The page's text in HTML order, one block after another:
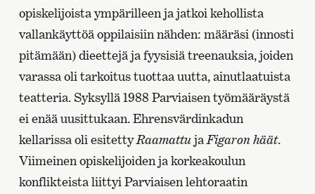
opiskelijoista ympärilleen ja jatkoi kehollista
vallankäyttöä oppilaisiin nähden: määräsi (innosti
pitämään) dieettejä ja fyysisiä treenauksia, joiden
varassa oli tarkoitus tuottaa uutta, ainutlaatuista
teatteria. Syksyllä 1988 Parviaisen työmääräystä
ei enää uusittukaan. Ehrensvärdinkadun
kellarissa oli esitettyRaamattuja Figaron häät.
Viimeinen opiskelijoiden ja korkeakoulun
konflikteista liittyi Parviaisen lehtoraatin